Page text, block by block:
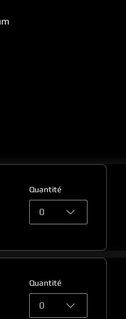
Quantité
0
Quantité
0